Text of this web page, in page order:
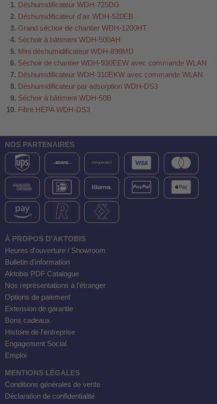
Déshumidificateur WDH-725DG
Déshumidificateur d'air WDH-520EB
Grand séchoir de chantier WDH-1200HT
Séchoir à bâtiment WDH-500AH
Mini déshumidificateur WDH-898MD
Séchoir de chantier WDH-930EEW avec commande WLAN
Déshumidificateur WDH-310EKW avec commande WLAN
Déshumidificateur par adsorption WDH-DS3
Séchoir à bâtiment WDH-50B
Filtre HEPA WDH-DS3
NOS PARTENAIRES
À PROPOS D'AKTOBIS
Heures d'ouverture / Showroom
Bulletin d'information
Aktobis PDF Catalogue
Nos représentations à l'étranger
Options de paiement
Extension de garantie
Bons cadeaux
Histoire de l'entreprise
Engagement Social
Emploi
MENTIONS LÉGALES
Conditions générales de vente
Déclaration de confidentialité